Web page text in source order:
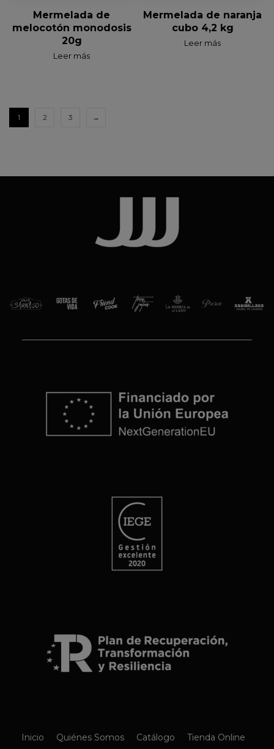
Mermelada de
melocotón monodosis
20g
Leer más
Mermelada de naranja
cubo 4,2 kg
Leer más
1 2 3 →
Inicio Quiénes Somos Catálogo Tienda Online